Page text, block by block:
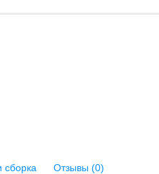
сборка Отзывы (0)